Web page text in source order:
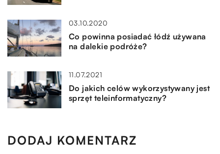
03.10.2020
Co powinna posiadać łódź używana
na dalekie podróże?
11.07.2021
Do jakich celów wykorzystywany jest
sprzęt teleinformatyczny?
DODAJ KOMENTARZ